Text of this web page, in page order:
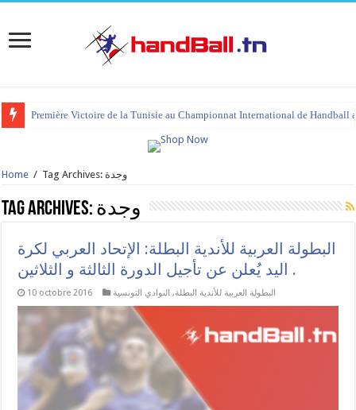
Première Victoire de la Tunisie au Championnat International de Handball
Home / Tag Archives: وجدة
Tag Archives: وجدة
البطولة العربية للأندية البطلة: الإتحاد العربي لكرة
اليد يُعلن عن تأجيل الدورة الثالثة و الثلاثين .
10 octobre 2016 البطولة العربية للأندية البطلة, النوادي التونسية